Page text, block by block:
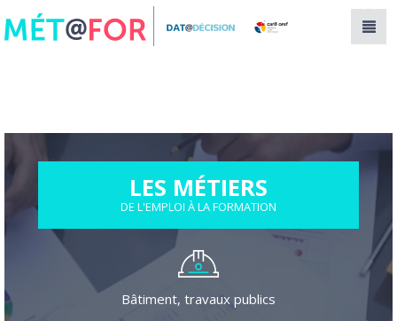
Panneau de gestion des cookies
LES MÉTIERS
DE L'EMPLOI À LA FORMATION
Bâtiment, travaux publics